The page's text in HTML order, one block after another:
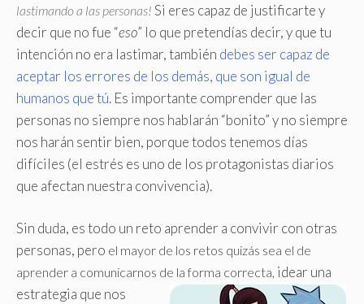
lastimando a las personas! Si eres capaz de justificarte y
decir que no fue “eso” lo que pretendías decir, y que tu
intención no era lastimar, también debes ser capaz de
aceptar los errores de los demás, que son igual de
humanos que tú. Es importante comprender que las
personas no siempre nos hablarán “bonito” y no siempre
nos harán sentir bien, porque todos tenemos días
difíciles (el estrés es uno de los protagonistas diarios
que afectan nuestra convivencia).
Sin duda, es todo un reto aprender a convivir con otras
personas, pero el mayor de los retos quizás sea el de
aprender a comunicarnos de la forma correcta, idear una
estrategia que nos